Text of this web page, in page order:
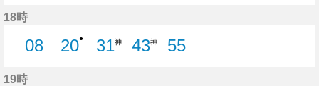
18時
08
20● 31神 43神
55
19時